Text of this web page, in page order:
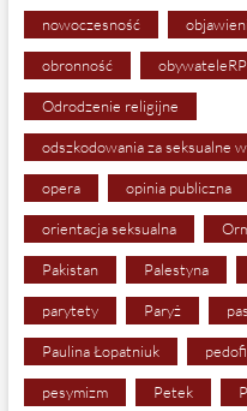
nowoczesność
obronność obywateleRP
Odrodzenie religijne
odszkodowania za seksualne
opera opinia publiczna
orientacja seksualna
Pakistan Palestyna
parytety Paryż
Paulina Łopatniuk
pesymizm Petek